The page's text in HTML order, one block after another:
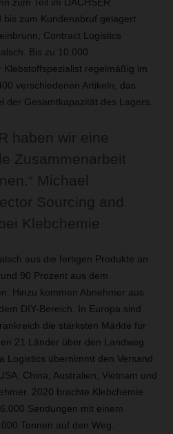
zum Kundenabruf gelagert
Contract Logistics
Bis zu 10.000
regelmäßig im
verschiedenen Artikeln, das
der Gesamtkapazität des Lagers.
haben wir eine
Zusammenarbeit
Michael
Sourcing and
Klebchemie
aus die fertigen Produkte an
90 Prozent aus dem
Hinzu kommen Abnehmer aus
DIY-Bereich. In Europa sind
die stärksten Märkte für
21 Länder über den Landweg
Logistics übernimmt den Versand
China, Australien, Vietnam und
2020 brachte Klebchemie
Sendungen mit einem
Tonnen auf den Weg.